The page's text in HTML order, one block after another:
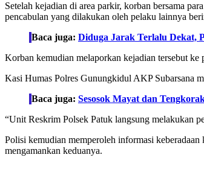
Setelah kejadian di area parkir, korban bersama
pencabulan yang dilakukan oleh pelaku lainnya
Baca juga: Diduga Jarak Terlalu Dekat,
Korban kemudian melaporkan kejadian tersebut
Kasi Humas Polres Gunungkidul AKP Subarsana
Baca juga: Sesosok Mayat dan
“Unit Reskrim Polsek Patuk langsung melakukan
Polisi kemudian memperoleh informasi
mengamankan keduanya.